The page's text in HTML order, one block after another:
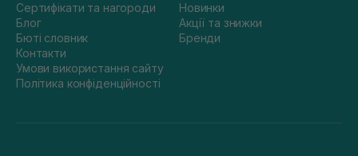
Сертифікати та нагороди
Блог
Бюті словник
Контакти
Умови використання сайту
Політика конфіденційності
Новинки
Акції та знижки
Бренди